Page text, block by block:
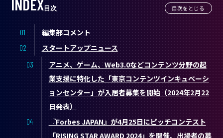
目次 目次をとじる
編集部コメント
スタートアップニュース
アニメ、ゲーム、Web3.0などコンテンツ分野の起
業支援に特化した「東京コンテンツインキュベーシ
ョンセンター」が入居者募集を開始（2024年2月22
日発表）
『Forbes JAPAN』が4月25日にピッチコンテスト
「RISING STAR AWARD 2024」を開催、出場者の募